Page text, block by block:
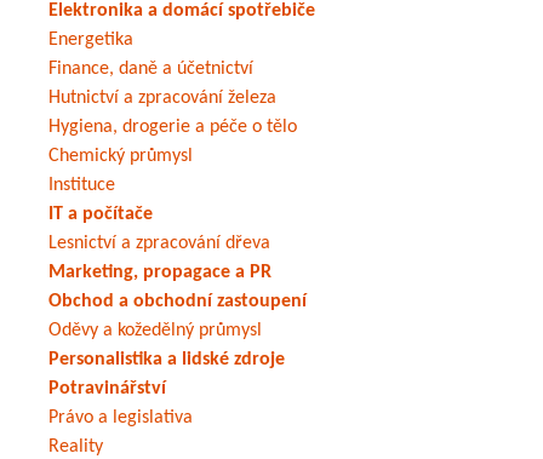
Elektronika a domácí spotřebiče
Energetika
Finance, daně a účetnictví
Hutnictví a zpracování železa
Hygiena, drogerie a péče o tělo
Chemický průmysl
Instituce
IT a počítače
Lesnictví a zpracování dřeva
Marketing, propagace a PR
Obchod a obchodní zastoupení
Oděvy a kožedělný průmysl
Personalistika a lidské zdroje
Potravinářství
Právo a legislativa
Reality